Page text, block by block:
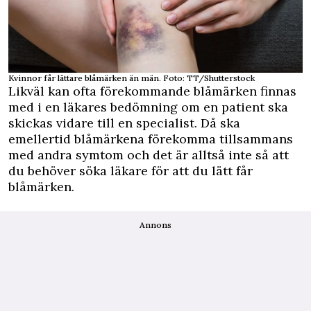
Kvinnor får lättare blåmärken än män. Foto: TT/Shutterstock
Likväl kan ofta förekommande blåmärken finnas
med i en läkares bedömning om en patient ska
skickas vidare till en specialist. Då ska
emellertid blåmärkena förekomma tillsammans
med andra symtom och det är alltså inte så att
du behöver söka läkare för att du lätt får
blåmärken.
Annons